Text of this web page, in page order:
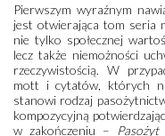
Pierwszym wyraźnym
jest otwierająca tom seria
nie tylko społecznej
lecz także niemożności
rzeczywistością. W
mott i cytatów, których
stanowi rodzaj
kompozycyjną
w zakończeniu –
Pasożyt